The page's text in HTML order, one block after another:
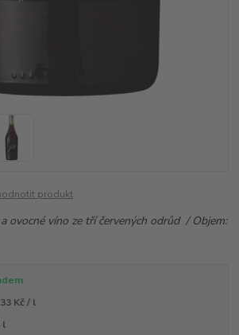
produkt
ovocné víno ze tří červených odrůd / Objem:
Kč / l
l